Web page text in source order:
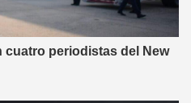
cuatro periodistas del New